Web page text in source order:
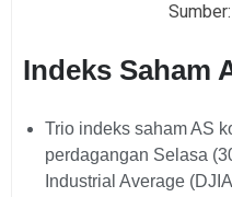
Indeks Saham
Trio indeks saham AS
perdagangan Selasa
Industrial Average